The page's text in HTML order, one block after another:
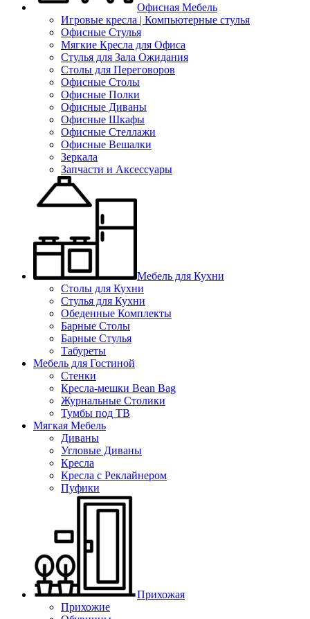
Офисная Мебель
Игровые кресла | Компьютерные стулья
Офисные Стулья
Мягкие Кресла для Офиса
Стулья для Зала Ожидания
Столы для Переговоров
Офисные Столы
Офисные Полки
Офисные Диваны
Офисные Шкафы
Офисные Стеллажи
Офисные Вешалки
Зеркала
Запчасти и Аксессуары
Мебель для Кухни
Столы для Кухни
Стулья для Кухни
Обеденные Комплекты
Барные Столы
Барные Стулья
Табуреты
Мебель для Гостиной
Стенки
Кресла-мешки Bean Bag
Журнальные Столики
Тумбы под ТВ
Мягкая Мебель
Диваны
Угловые Диваны
Кресла
Кресла с Реклайнером
Пуфики
Прихожая
Прихожие